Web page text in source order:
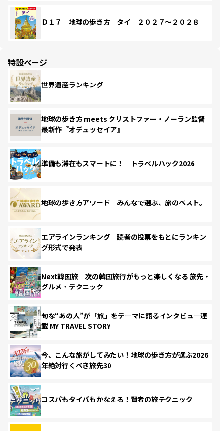
Ｄ１７ 地球の歩き方 タイ ２０２７～２０２８
特設ページ
世界遺産ランキング
地球の歩き方 meets クリストファー・ノーラン監督
最新作『オデュッセイア』
準備も滞在もスマートに！ トラベルハック2026
地球の歩き方アワード みんなで選ぶ、旅のベスト。
エアラインランキング 読者の投票をもとにランキン
グ形式で発表
Next韓国旅 次の韓国旅行がもっと楽しくなる 旅先・
グルメ・テクニック
旬な“あの人”が「旅」をテーマに語るインタビュー連
載 MY TRAVEL STORY
今、こんな旅がしてみたい！地球の歩き方が選ぶ2026
年絶対行くべき旅先30
コスパもタイパもかなえる！賢者の旅テクニック